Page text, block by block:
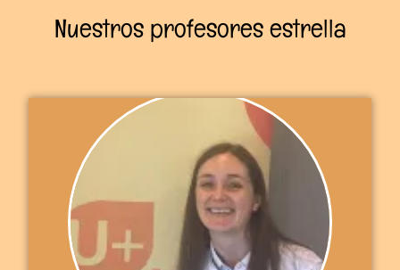
Nuestros profesores estrella